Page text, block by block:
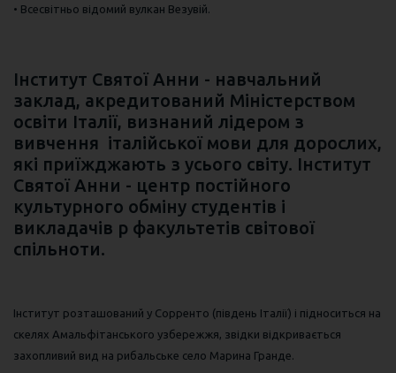
• Всесвітньо відомий вулкан Везувій.
Інститут Святої Анни - навчальний
заклад, акредитований Міністерством
освіти Італії, визнаний лідером з
вивчення італійської мови для дорослих,
які приїжджають з усього світу. Інститут
Святої Анни - центр постійного
культурного обміну студентів і
викладачів p факультетів світової
спільноти.
Інститут розташований у Сорренто (південь Італії) і підноситься на
скелях Амальфітанського узбережжя, звідки відкривається
захопливий вид на рибальське село Марина Гранде.